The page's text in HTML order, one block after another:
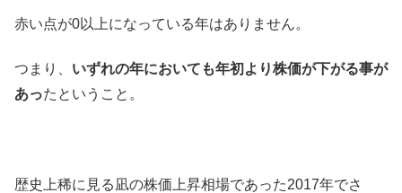
赤い点が0以上になっている年はありません。
つまり、 いずれの年においても年初より株価が下がる事が
あったということ。
歴史上稀に見る凪の株価上昇相場であった2017年でさ